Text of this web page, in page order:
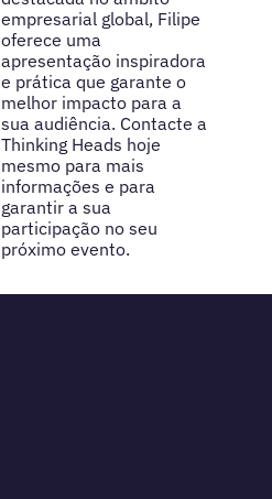
empresarial global, Filipe
oferece uma
apresentação inspiradora
e prática que garante o
melhor impacto para a
sua audiência. Contacte a
Thinking Heads hoje
mesmo para mais
informações e para
garantir a sua
participação no seu
próximo evento.